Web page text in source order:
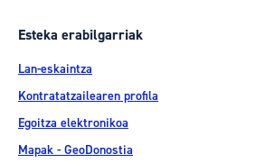
Esteka erabilgarriak
Lan-eskaintza
Kontratatzailearen profila
Egoitza elektronikoa
Mapak - GeoDonostia